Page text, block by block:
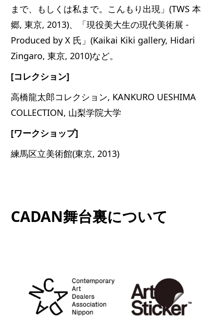
まで、もしくは私まで。こんもり出現」(TWS 本
郷, 東京, 2013)、「現役美大生の現代美術展 -
Produced by X 氏」(Kaikai Kiki gallery, Hidari
Zingaro, 東京, 2010)など。
[コレクション]
高橋龍太郎コレクション, KANKURO UESHIMA
COLLECTION, 山梨学院大学
[ワークショップ]
練馬区立美術館(東京, 2013)
CADAN舞台裏について